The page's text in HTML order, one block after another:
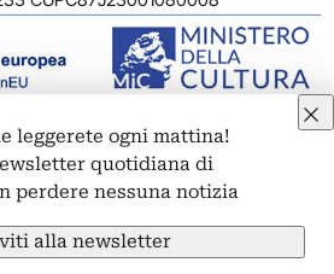
srl – Corso Vittorio Emanuele II, 287 –
protezione dei dati personali
Emanuele II, 287 – 00186 Roma
PolicyCookie PolicyCredits
leggerete ogni mattina!
quotidiana di
perdere nessuna notizia
alla newsletter